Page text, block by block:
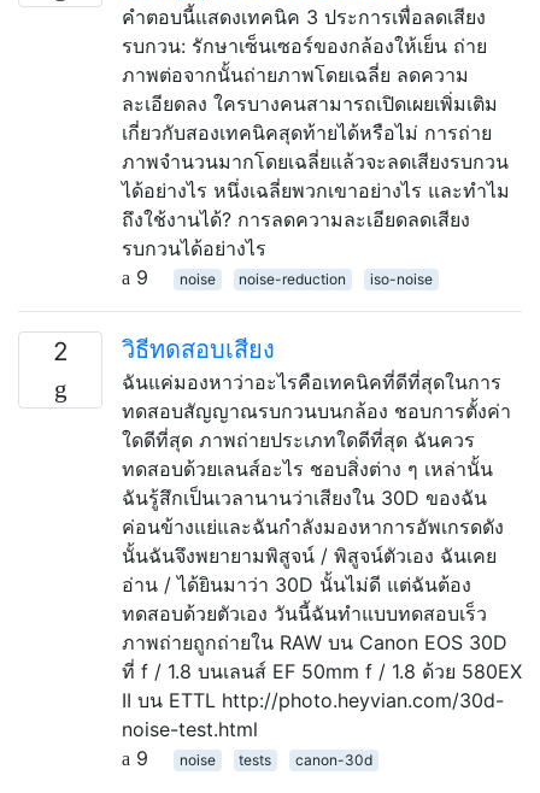
คำตอบนี้แสดงเทคนิค 3 ประการเพื่อลดเสียง
รบกวน: รักษาเซ็นเซอร์ของกล้องให้เย็น ถ่าย
ภาพต่อจากนั้นถ่ายภาพโดยเฉลี่ย ลดความ
ละเอียดลง ใครบางคนสามารถเปิดเผยเพิ่มเติม
เกี่ยวกับสองเทคนิคสุดท้ายได้หรือไม่ การถ่าย
ภาพจำนวนมากโดยเฉลี่ยแล้วจะลดเสียงรบกวน
ได้อย่างไร หนึ่งเฉลี่ยพวกเขาอย่างไร และทำไม
ถึงใช้งานได้? การลดความละเอียดลดเสียง
รบกวนได้อย่างไร
9
noise noise-reduction iso-noise
2 วิธีทดสอบเสียง
ฉันแค่มองหาว่าอะไรคือเทคนิคที่ดีที่สุดในการ
ทดสอบสัญญาณรบกวนบนกล้อง ชอบการตั้งค่า
ใดดีที่สุด ภาพถ่ายประเภทใดดีที่สุด ฉันควร
ทดสอบด้วยเลนส์อะไร ชอบสิ่งต่าง ๆ เหล่านั้น
ฉันรู้สึกเป็นเวลานานว่าเสียงใน 30D ของฉัน
ค่อนข้างแย่และฉันกำลังมองหาการอัพเกรดดัง
นั้นฉันจึงพยายามพิสูจน์ / พิสูจน์ตัวเอง ฉันเคย
อ่าน / ได้ยินมาว่า 30D นั้นไม่ดี แต่ฉันต้อง
ทดสอบด้วยตัวเอง วันนี้ฉันทำแบบทดสอบเร็ว
ภาพถ่ายถูกถ่ายใน RAW บน Canon EOS 30D
ที่ f / 1.8 บนเลนส์ EF 50mm f / 1.8 ด้วย 580EX
II บน ETTL http://photo.heyvian.com/30d-
noise-test.html
9
noise tests canon-30d